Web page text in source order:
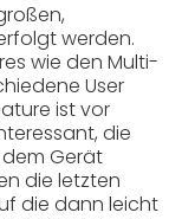
werden.
wie den Multi-
User
ist vor
die
Gerät
die letzten
die dann leicht